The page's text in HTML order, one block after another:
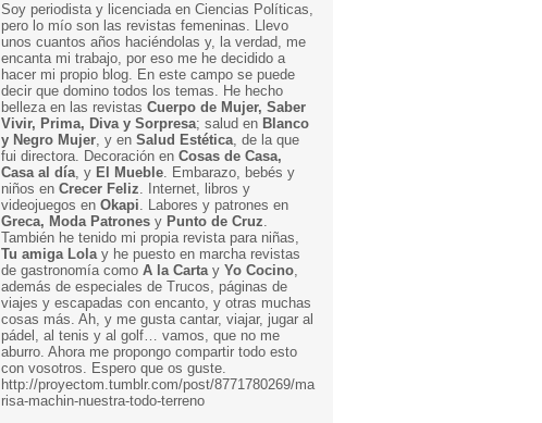
Soy periodista y licenciada en Ciencias Políticas,
pero lo mío son las revistas femeninas. Llevo
unos cuantos años haciéndolas y, la verdad, me
encanta mi trabajo, por eso me he decidido a
hacer mi propio blog. En este campo se puede
decir que domino todos los temas. He hecho
belleza en las revistas Cuerpo de Mujer, Saber
Vivir, Prima, Diva y Sorpresa; salud en Blanco
y Negro Mujer, y en Salud Estética, de la que
fui directora. Decoración en Cosas de Casa,
Casa al día, y El Mueble. Embarazo, bebés y
niños en Crecer Feliz. Internet, libros y
videojuegos en Okapi. Labores y patrones en
Greca, Moda Patrones y Punto de Cruz.
También he tenido mi propia revista para niñas,
Tu amiga Lolay he puesto en marcha revistas
de gastronomía como A la Cartay Yo Cocino,
además de especiales de Trucos, páginas de
viajes y escapadas con encanto, y otras muchas
cosas más. Ah, y me gusta cantar, viajar, jugar al
pádel, al tenis y al golf… vamos, que no me
aburro. Ahora me propongo compartir todo esto
con vosotros. Espero que os guste.
http://proyectom.tumblr.com/post/8771780269/ma
risa-machin-nuestra-todo-terreno